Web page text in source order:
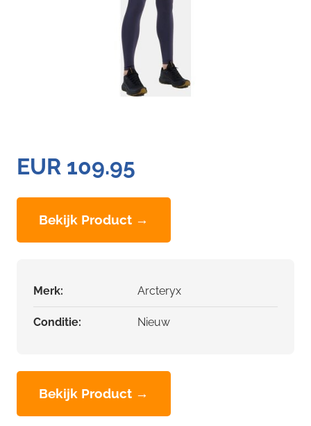
EUR 109.95
Bekijk Product →
Merk: Arcteryx
Conditie: Nieuw
Bekijk Product →